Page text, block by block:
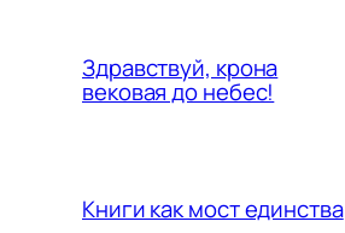
Здравствуй, крона
вековая до небес!
Книги как мост единства